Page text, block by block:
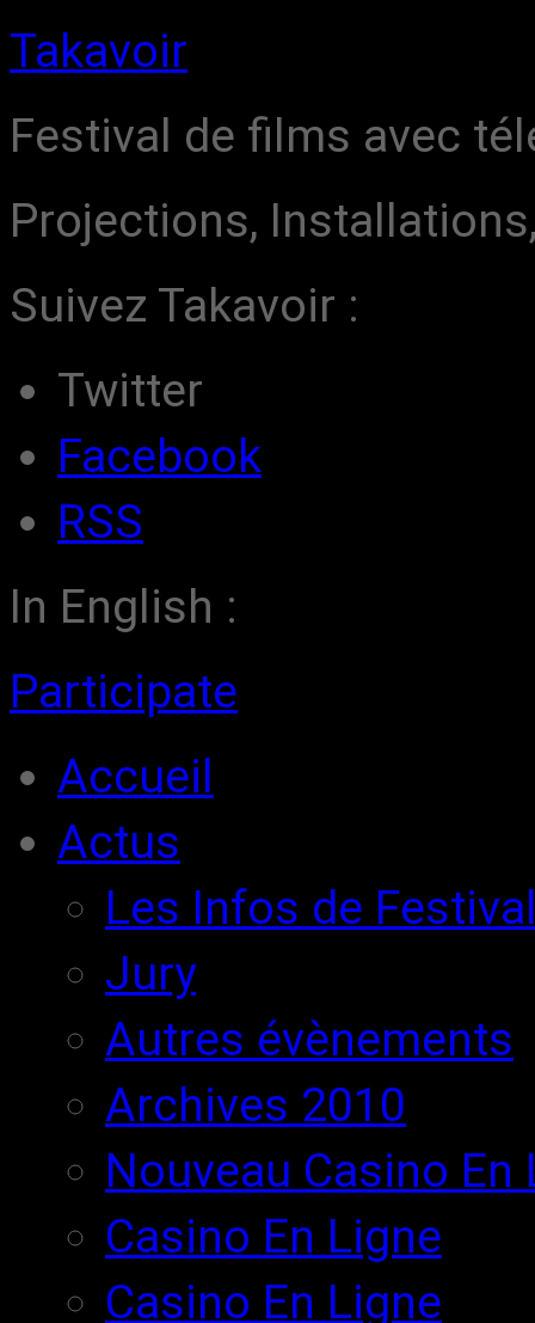
Takavoir
Festival de films avec
Projections,
Suivez Takavoir :
Twitter
Facebook
RSS
In English :
Participate
Accueil
Actus
Les Infos de
Jury
Autres évènements
Archives 2010
Nouveau Casino En
Casino En Ligne
Casino En Ligne